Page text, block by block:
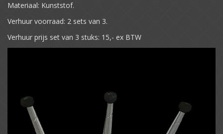
Materiaal: Kunststof.
Verhuur voorraad: 2 sets van 3.
Verhuur prijs set van 3 stuks: 15,- ex BTW